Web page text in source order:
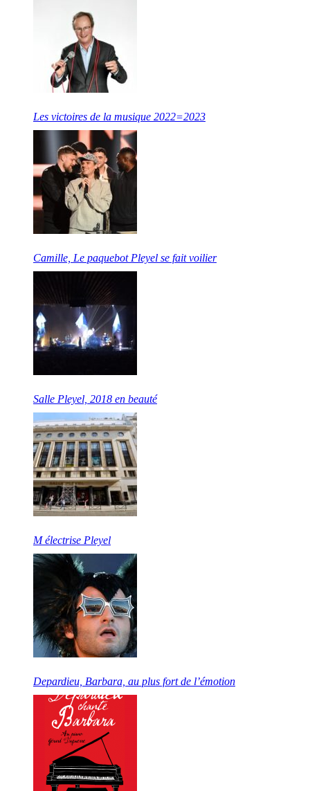
Les victoires de la musique 2022=2023
Camille, Le paquebot Pleyel se fait voilier
Salle Pleyel, 2018 en beauté
M électrise Pleyel
Depardieu, Barbara, au plus fort de l’émotion